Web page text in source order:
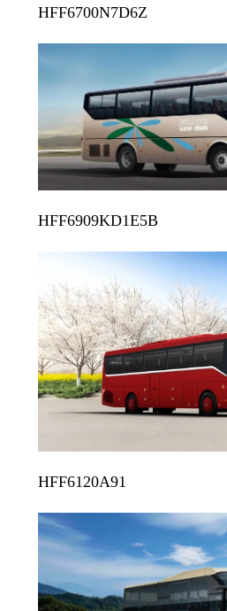
HFF6700N7D6Z
HFF6909KD1E5B
HFF6120A91